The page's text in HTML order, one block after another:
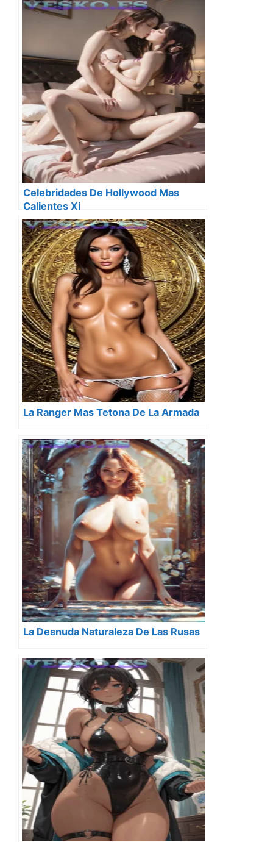
Celebridades De Hollywood Mas
Calientes Xi
La Ranger Mas Tetona De La Armada
La Desnuda Naturaleza De Las Rusas